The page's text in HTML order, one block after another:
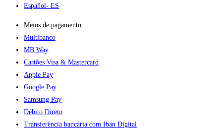
Español- ES
Meios de pagamento
Multibanco
MB Way
Cartões Visa & Mastercard
Apple Pay
Google Pay
Samsung Pay
Débito Direto
Transferência bancária com Iban Digital